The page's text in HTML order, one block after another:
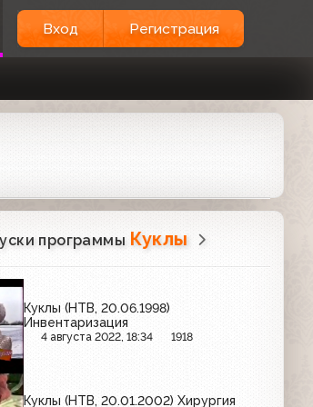
Вход Регистрация
программы Куклы
Куклы (НТВ, 20.06.1998)
Инвентаризация
4 августа 2022, 18:34 1918
Куклы (НТВ, 20.01.2002) Хирургия